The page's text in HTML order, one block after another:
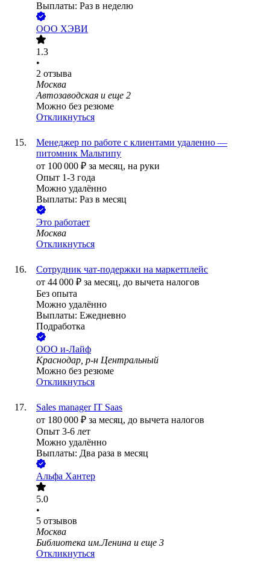
Выплаты: Раз в неделю
ООО ХЭВИ
1.3
•
2 отзыва
Москва
Автозаводская и еще 2
Можно без резюме
Откликнуться
Менеджер по работе с клиентами удаленно —
питомник Мальтипу
от 100 000 ₽ за месяц, на руки
Опыт 1-3 года
Можно удалённо
Выплаты: Раз в месяц
Это работает
Москва
Откликнуться
Сотрудник чат-подержки на маркетплейс
от 44 000 ₽ за месяц, до вычета налогов
Без опыта
Можно удалённо
Выплаты: Ежедневно
Подработка
ООО и-Лайф
Краснодар, р-н Центральный
Можно без резюме
Откликнуться
Sales manager IT Saas
от 180 000 ₽ за месяц, до вычета налогов
Опыт 3-6 лет
Можно удалённо
Выплаты: Два раза в месяц
Альфа Хантер
5.0
•
5 отзывов
Москва
Библиотека им.Ленина и еще 3
Откликнуться